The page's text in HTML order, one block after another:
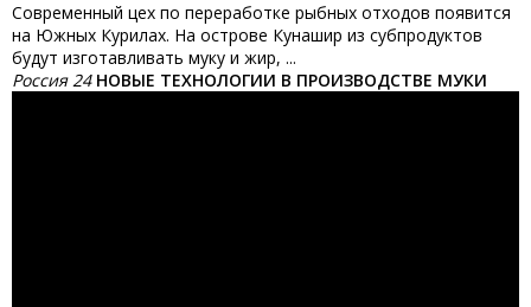
Современный цех по переработке рыбных отходов появится
на Южных Курилах. На острове Кунашир из субпродуктов
будут изготавливать муку и жир, ...
Россия 24 НОВЫЕ ТЕХНОЛОГИИ В ПРОИЗВОДСТВЕ МУКИ